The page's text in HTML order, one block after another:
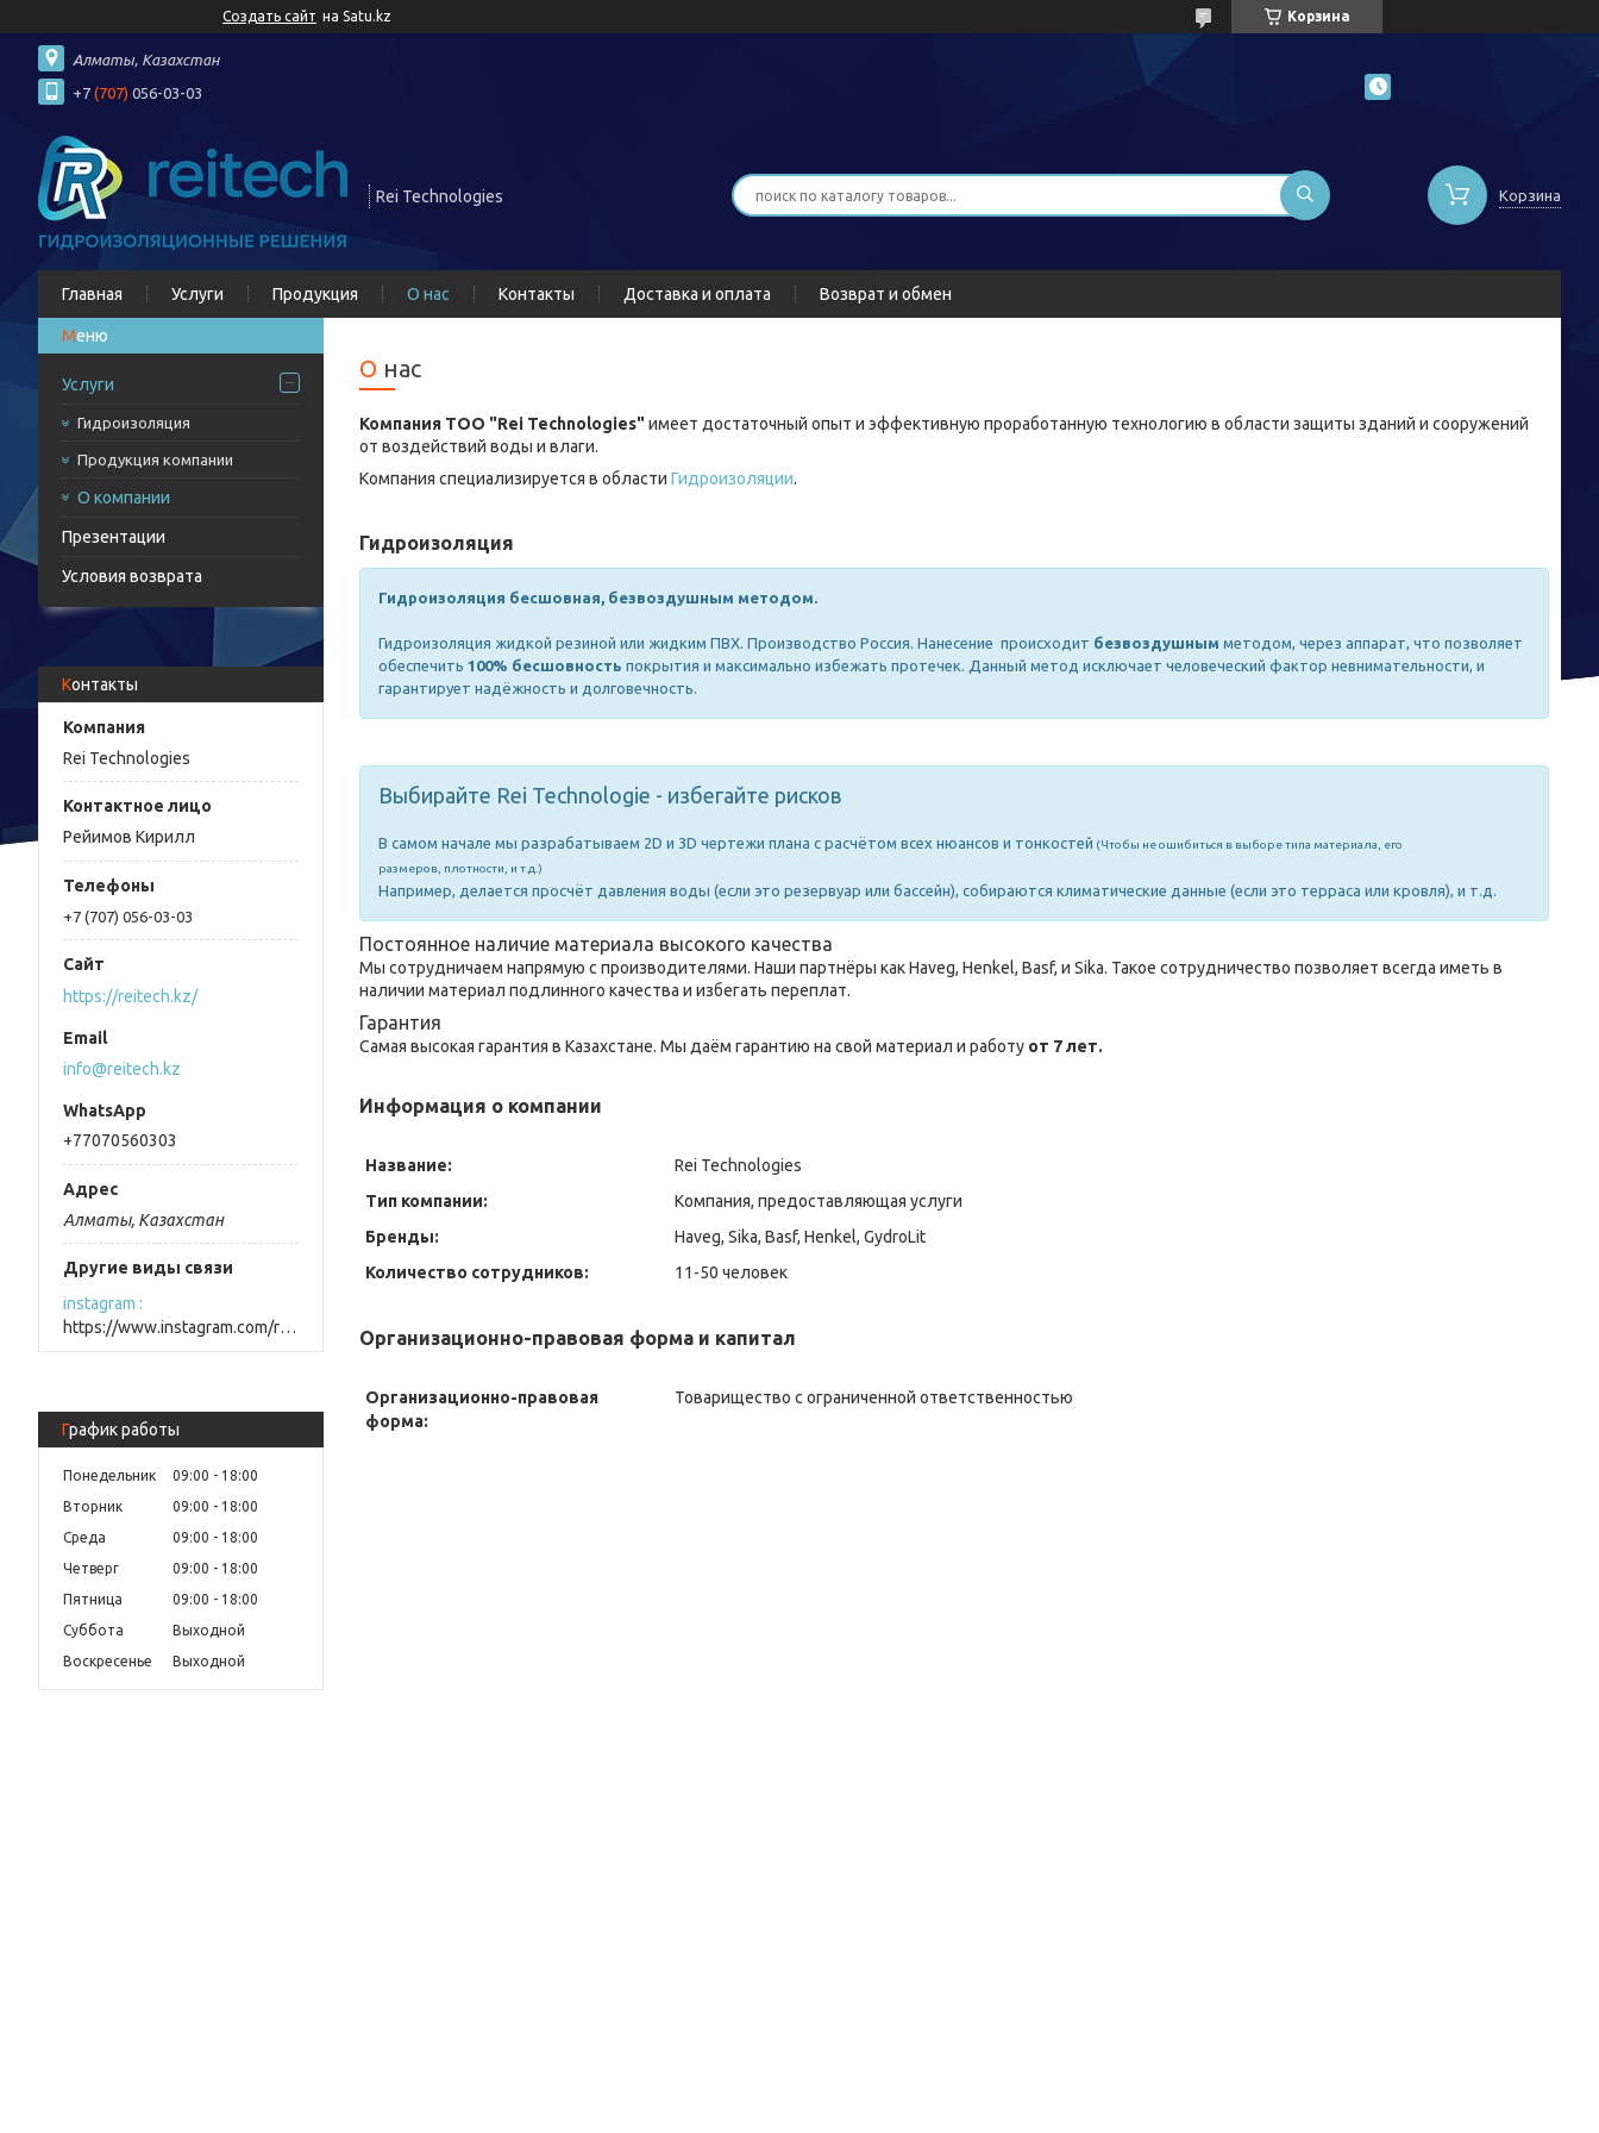
Создать сайт на Satu.kz Корзина
Алматы, Казахстан
+7 (707) 056-03-03
Rei Technologies Корзина
Главная Услуги Продукция О нас Контакты Доставка и оплата Возврат и обмен
Услуги
Гидроизоляция
Продукция компании
О компании
Презентации
Условия возврата
Контакты
Rei Technologies
Рейимов Кирилл
+7 (707) 056-03-03
https://reitech.kz/
info@reitech.kz
+77070560303
Алматы, Казахстан
Другие виды связи
instagram
https://www.instagram.com/reitech.kz/
График работы
Понедельник 09:00
18:00
Вторник
09:00
18:00
Среда
09:00
18:00
Четверг
09:00
18:00
Пятница
09:00
18:00
Суббота
Выходной
Воскресенье
Выходной
О нас
Компания ТОО "Rei Technologies"имеет достаточный опыт и эффективную проработанную технологию в области защиты зданий и сооружений
от воздействий воды и влаги.
Компания специализируется в области Гидроизоляции.
Гидроизоляция
Гидроизоляция бесшовная, безвоздушным методом.
Гидроизоляция жидкой резиной или жидким ПВХ. Производство Россия. Нанесение происходит безвоздушным методом, через аппарат, что позволяет
обеспечить 100% бесшовность покрытия и максимально избежать протечек. Данный метод исключает человеческий фактор невнимательности, и
гарантирует надёжность и долговечность.
Выбирайте Rei Technologie - избегайте рисков
В самом начале мы разрабатываем 2D и 3D чертежи плана с расчётом всех нюансов и тонкостей (Чтобы не ошибиться в выборе типа материала, его
размеров, плотности, и т.д.)
Например, делается просчёт давления воды (если это резервуар или бассейн), собираются климатические данные (если это терраса или кровля), и т.д.
Постоянное наличие материала высокого качества
Мы сотрудничаем напрямую с производителями. Наши партнёры как Haveg, Henkel, Basf, и Sika. Такое сотрудничество позволяет всегда иметь в
наличии материал подлинного качества и избегать переплат.
Гарантия
Самая высокая гарантия в Казахстане. Мы даём гарантию на свой материал и работу от 7 лет.
Информация о компании
Название:
Rei Technologies
Тип компании:
Компания, предоставляющая услуги
Бренды:
Haveg, Sika, Basf, Henkel, GydroLit
Количество сотрудников:
11-50 человек
Организационно-правовая форма и капитал
Организационно-правовая
форма:
Товарищество с ограниченной ответственностью